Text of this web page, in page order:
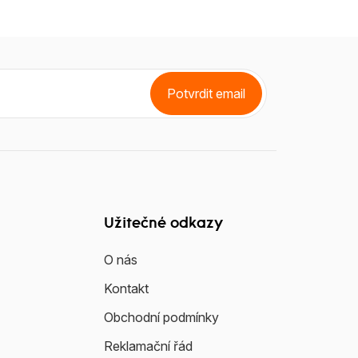
Potvrdit email
Užitečné odkazy
O nás
Kontakt
Obchodní podmínky
Reklamační řád